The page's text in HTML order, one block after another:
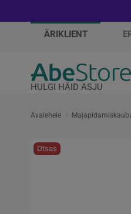
ÄRIKLIENT
HULGI HÄID ASJU
Avalehele
Otsas